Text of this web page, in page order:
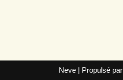
Neve | Propulsé par